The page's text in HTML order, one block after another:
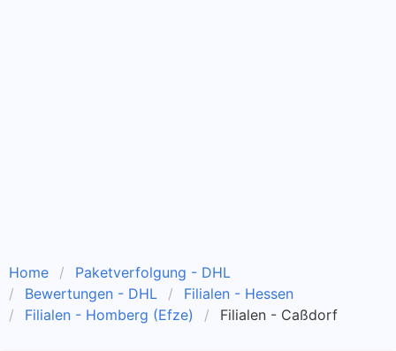
Home
Paketverfolgung - DHL
Bewertungen - DHL
Filialen - Hessen
Filialen - Homberg (Efze)
Filialen - Caßdorf